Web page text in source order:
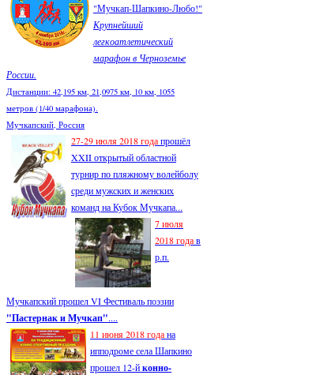
"Мучкап-Шапкино-Любо!"
Крупнейший
легкоатлетический
марафон в Черноземье
России.
Дистанции: 42,195 км, 21,0975 км, 10 км, 1055
метров (1/40 марафона).
Мучкапский, Россия
27-29 июля 2018 годапрошёл
XXII открытый областной
турнир по пляжному волейболу
среди мужских и женских
команд на Кубок Мучкапа...
7 июля
2018 годав
р.п.
Мучкапский прошел VI Фестиваль поэзии
"Пастернак и Мучкап"....
11 июня 2018 годана
ипподроме села Шапкино
прошел 12-йконно-